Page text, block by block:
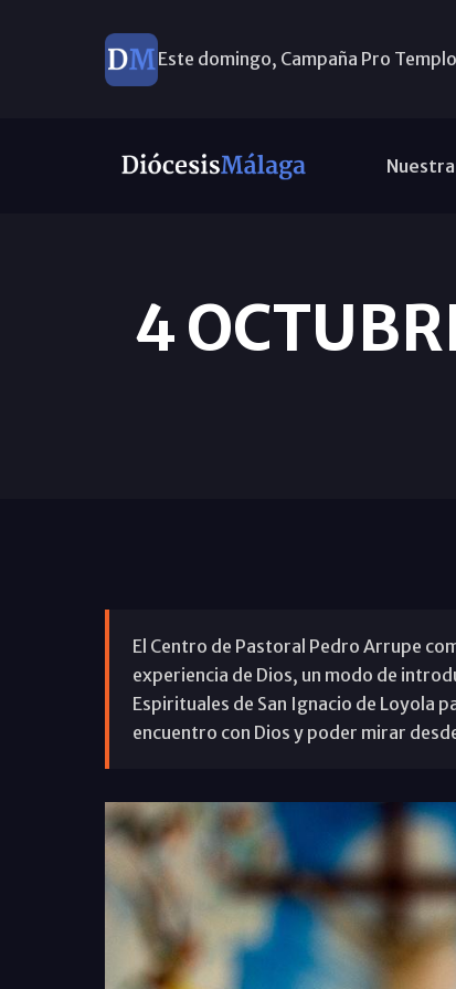
Este domingo, Campaña Pro
4
El Centro de Pastoral Pedro Arrupe
experiencia de Dios, un modo de
Espirituales de San Ignacio de Loyola
encuentro con Dios y poder mirar